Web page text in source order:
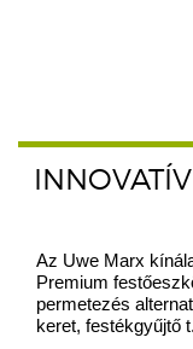
Az Uwe Marx
Premium
permetezés
keret, festékgyűjtő